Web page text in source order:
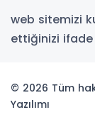
web sitemizi
ettiğinizi
© 2026 Tüm
Yazılımı